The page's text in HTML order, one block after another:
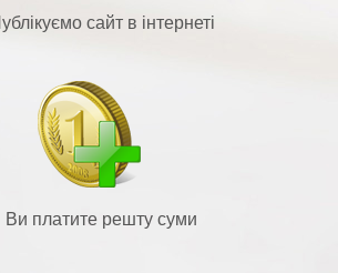
сайт в інтернеті
Ви платите решту суми